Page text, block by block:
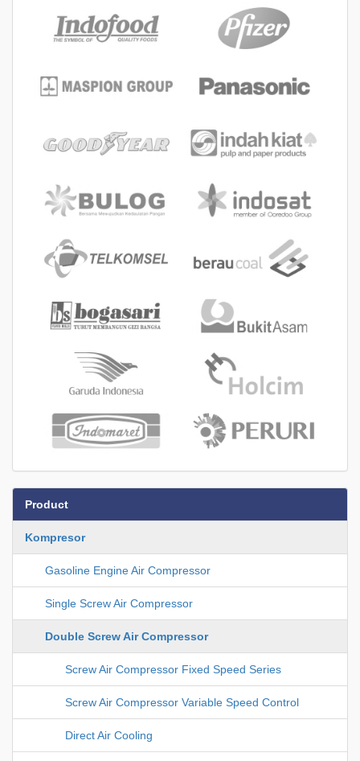
Product
Kompresor
Gasoline Engine Air Compressor
Single Screw Air Compressor
Double Screw Air Compressor
Screw Air Compressor Fixed Speed Series
Screw Air Compressor Variable Speed Control
Direct Air Cooling